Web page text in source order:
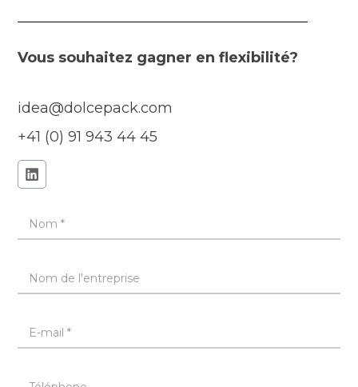
Vous souhaitez gagner en flexibilité?
idea@dolcepack.com
+41 (0) 91 943 44 45